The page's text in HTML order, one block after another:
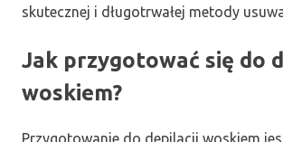
skutecznej i długotrwałej metody
Jak przygotować się do
woskiem?
Przygotowanie do depilacji woskiem